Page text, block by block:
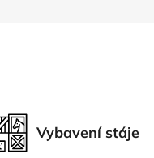
Vybavení stáje